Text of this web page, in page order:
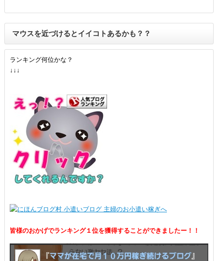
マウスを近づけるとイイコトあるかも？？
ランキング何位かな？
↓↓↓
皆様のおかげでランキング１位を獲得することができましたー！！